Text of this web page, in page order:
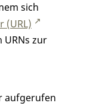
sich
(URL)
URNs zur
aufgerufen